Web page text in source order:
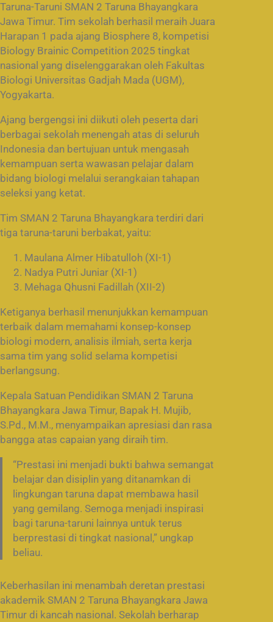
Taruna-Taruni SMAN 2 Taruna Bhayangkara
Jawa Timur. Tim sekolah berhasil meraih Juara
Harapan 1 pada ajang Biosphere 8, kompetisi
Biology Brainic Competition 2025 tingkat
nasional yang diselenggarakan oleh Fakultas
Biologi Universitas Gadjah Mada (UGM),
Yogyakarta.
Ajang bergengsi ini diikuti oleh peserta dari
berbagai sekolah menengah atas di seluruh
Indonesia dan bertujuan untuk mengasah
kemampuan serta wawasan pelajar dalam
bidang biologi melalui serangkaian tahapan
seleksi yang ketat.
Tim SMAN 2 Taruna Bhayangkara terdiri dari
tiga taruna-taruni berbakat, yaitu:
Maulana Almer Hibatulloh (XI-1)
Nadya Putri Juniar (XI-1)
Mehaga Qhusni Fadillah (XII-2)
Ketiganya berhasil menunjukkan kemampuan
terbaik dalam memahami konsep-konsep
biologi modern, analisis ilmiah, serta kerja
sama tim yang solid selama kompetisi
berlangsung.
Kepala Satuan Pendidikan SMAN 2 Taruna
Bhayangkara Jawa Timur, Bapak H. Mujib,
S.Pd., M.M., menyampaikan apresiasi dan rasa
bangga atas capaian yang diraih tim.
“Prestasi ini menjadi bukti bahwa semangat
belajar dan disiplin yang ditanamkan di
lingkungan taruna dapat membawa hasil
yang gemilang. Semoga menjadi inspirasi
bagi taruna-taruni lainnya untuk terus
berprestasi di tingkat nasional,” ungkap
beliau.
Keberhasilan ini menambah deretan prestasi
akademik SMAN 2 Taruna Bhayangkara Jawa
Timur di kancah nasional. Sekolah berharap